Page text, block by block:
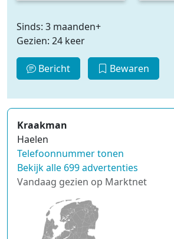
Sinds: 3 maanden+
Gezien: 24 keer
Bericht Bewaren
Kraakman
Haelen
Telefoonnummer tonen
Bekijk alle 699 advertenties
Vandaag gezien op Marktnet